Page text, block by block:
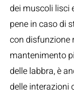
dei muscoli lisci
pene in caso di
con disfunzione
mantenimento
delle labbra, è
delle interazioni